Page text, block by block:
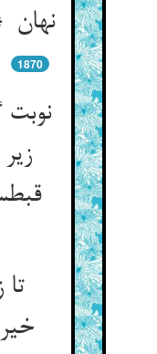
1870